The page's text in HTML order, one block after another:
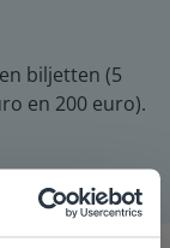
biljetten (5
en 200 euro).